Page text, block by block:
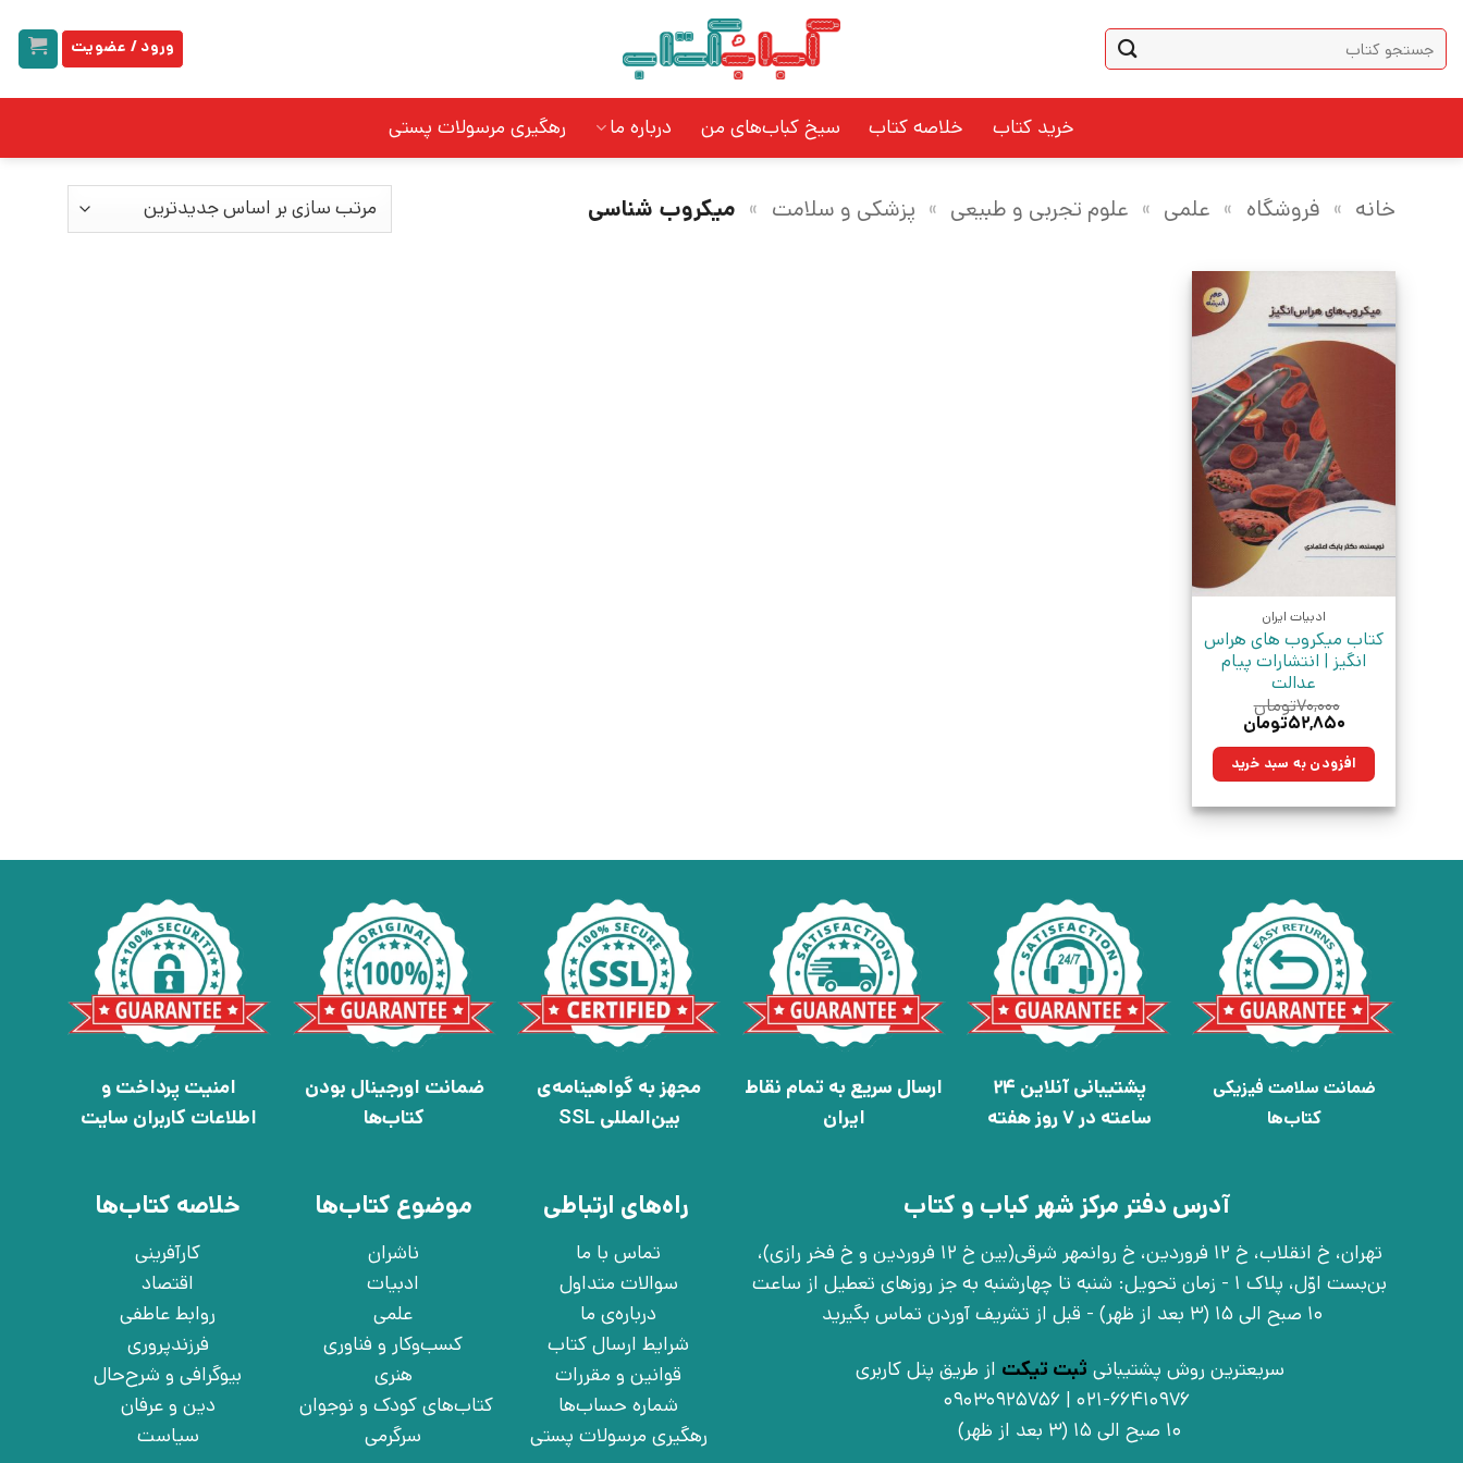
content
جستجو
برای:
ورود / عضویت
خرید کتاب خلاصه کتاب سیخ کباب‌های من درباره ما رهگیری مرسولات پستی
خانه » فروشگاه » علمی » علوم تجربی و طبیعی » پزشکی و سلامت » میکروب شناسی
ادبیات ایران
کتاب میکروب های هراس
انگیز | انتشارات پیام
عدالت
۷۰,۰۰۰تومان
قیمت
۷۰,۰۰۰تومان
بود.
۵۲,۸۵۰تومان
۵۲,۸۵۰تومان.افزودن به سبد خرید
ضمانت سلامت فیزیکی
کتاب‌ها
پشتیبانی آنلاین 24
ساعته در 7 روز هفته
ارسال سریع به تمام نقاط
ایران
مجهز به گواهینامه‌ی
بین‌المللی SSL
ضمانت اورجینال بودن
کتاب‌ها
امنیت پرداخت و
اطلاعات کاربران سایت
آدرس دفتر مرکز شهر کباب و کتاب
تهران، خ انقلاب، خ 12 فروردین، خ روانمهر شرقی(بین خ 12 فروردین و خ فخر رازی)،
بن‌بست اوّل، پلاک 1 - زمان تحویل: شنبه تا چهارشنبه به جز روزهای تعطیل از ساعت
10 صبح الی 15 (3 بعد از ظهر) - قبل از تشریف آوردن تماس بگیرید
سریعترین روش پشتیبانی ثبت تیکت از طریق پنل کاربری
10 صبح الی 15 (3 بعد از ظهر)
راه‌های ارتباطی
تماس با ما
سوالات متداول
درباره‌ی ما
شرایط ارسال کتاب
قوانین و مقررات
شماره حساب‌ها
رهگیری مرسولات پستی
موضوع کتاب‌ها
ناشران
ادبیات
علمی
کسب‌وکار و فناوری
هنری
کتاب‌های کودک و نوجوان
سرگرمی
خلاصه کتاب‌ها
کارآفرینی
اقتصاد
روابط عاطفی
فرزندپروری
بیوگرافی و شرح‌حال
دین و عرفان
سیاست